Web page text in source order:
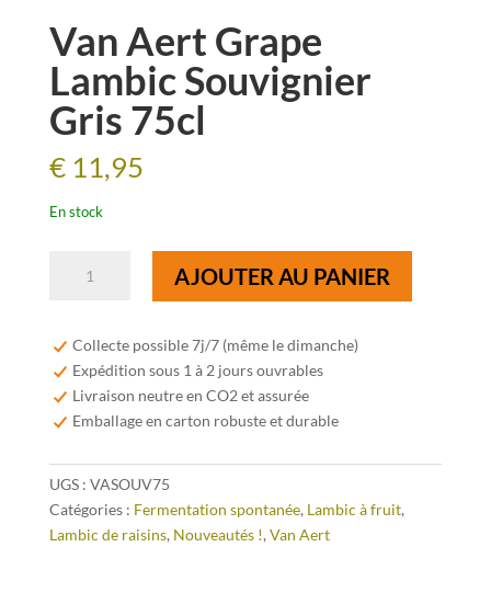
Van Aert Grape
Lambic Souvignier
Gris 75cl
€11,95
En stock
Aert
Grape
Lambic
Souvignier
75cl
AJOUTER AU PANIER
Collecte possible 7j/7 (même le dimanche)
Expédition sous 1 à 2 jours ouvrables
Livraison neutre en CO2 et assurée
Emballage en carton robuste et durable
UGS : VASOUV75
Catégories : Fermentation spontanée, Lambic à fruit,
Lambic de raisins, Nouveautés !, Van Aert